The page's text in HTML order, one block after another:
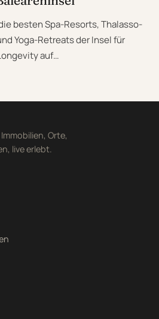
besten Spa-Resorts, Thalasso-
Yoga-Retreats der Insel für
auf…
Orte,
live erlebt.